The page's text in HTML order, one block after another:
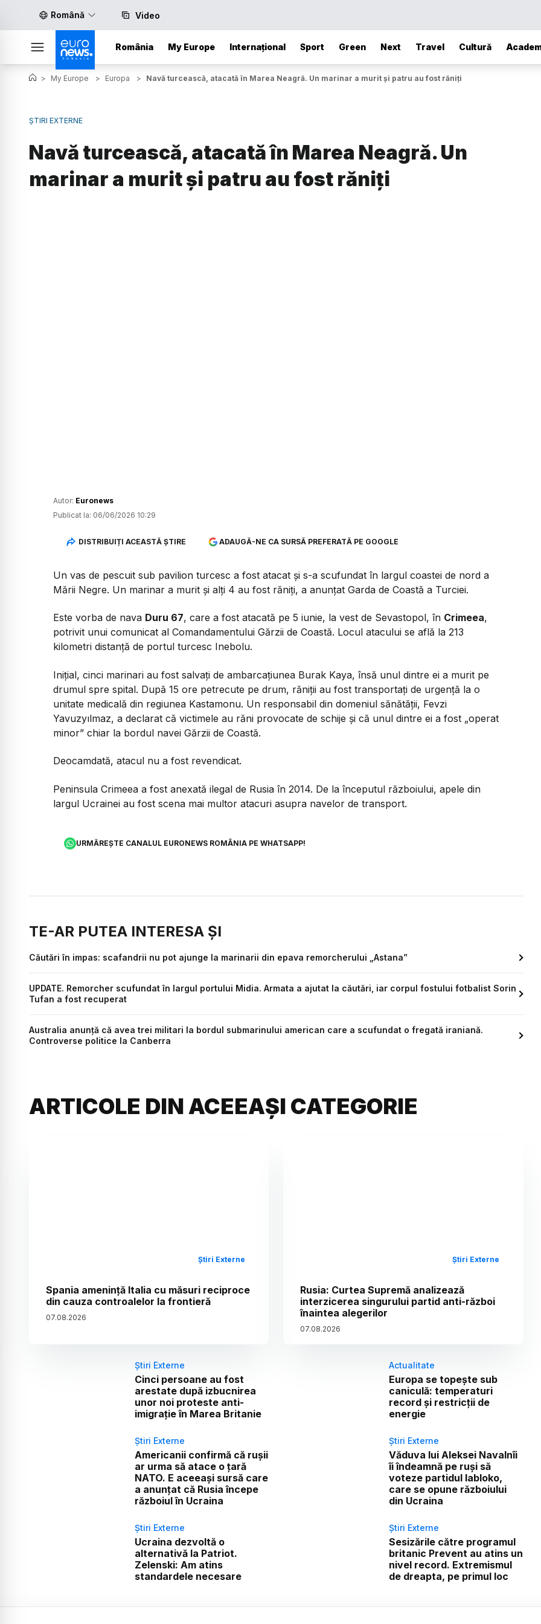
Română Video
România My Europe Internațional Sport Green Next Travel Cultură
> My Europe > Europa > Navă turcească, atacată în Marea Neagră. Un marinar a murit și patru au fost răniți
ȘTIRI EXTERNE
Navă turcească, atacată în Marea Neagră. Un
marinar a murit și patru au fost răniți
Autor: Euronews
Publicat la: 06/06/2026 10:29
DISTRIBUIȚI ACEASTĂ ȘTIRE ADAUGĂ-NE CA SURSĂ PREFERATĂ PE GOOGLE
Un vas de pescuit sub pavilion turcesc a fost atacat și s-a scufundat în largul coastei de nord a
Mării Negre. Un marinar a murit și alți 4 au fost răniți, a anunțat Garda de Coastă a Turciei.
Este vorba de nava Duru 67, care a fost atacată pe 5 iunie, la vest de Sevastopol, în Crimeea,
potrivit unui comunicat al Comandamentului Gărzii de Coastă. Locul atacului se află la 213
kilometri distanță de portul turcesc Inebolu.
Inițial, cinci marinari au fost salvați de ambarcațiunea Burak Kaya, însă unul dintre ei a murit pe
drumul spre spital. După 15 ore petrecute pe drum, răniții au fost transportați de urgență la o
unitate medicală din regiunea Kastamonu. Un responsabil din domeniul sănătății, Fevzi
Yavuzyılmaz, a declarat că victimele au răni provocate de schije și că unul dintre ei a fost „operat
minor” chiar la bordul navei Gărzii de Coastă.
Deocamdată, atacul nu a fost revendicat.
Peninsula Crimeea a fost anexată ilegal de Rusia în 2014. De la începutul războiului, apele din
largul Ucrainei au fost scena mai multor atacuri asupra navelor de transport.
URMĂREȘTE CANALUL EURONEWS ROMÂNIA PE WHATSAPP!
TE-AR PUTEA INTERESA ȘI
Căutări în impas: scafandrii nu pot ajunge la marinarii din epava remorcherului „Astana”
UPDATE. Remorcher scufundat în largul portului Midia. Armata a ajutat la căutări, iar corpul fostului fotbalist Sorin
Tufan a fost recuperat
Australia anunță că avea trei militari la bordul submarinului american care a scufundat o fregată iraniană.
Controverse politice la Canberra
ARTICOLE DIN ACEEAȘI CATEGORIE
Știri Externe
Spania amenință Italia cu măsuri reciproce
din cauza controalelor la frontieră
07.08.2026
Știri Externe
Rusia: Curtea Supremă analizează
interzicerea singurului partid anti-război
înaintea alegerilor
07.08.2026
Știri Externe
Cinci persoane au fost
arestate după izbucnirea
unor noi proteste anti-
imigrație în Marea Britanie
Actualitate
Europa se topește sub
caniculă: temperaturi
record și restricții de
energie
Știri Externe
Americanii confirmă că rușii
ar urma să atace o țară
NATO. E aceeași sursă care
a anunțat că Rusia începe
războiul în Ucraina
Știri Externe
Văduva lui Aleksei Navalnîi
îi îndeamnă pe ruși să
voteze partidul Iabloko,
care se opune războiului
din Ucraina
Știri Externe
Ucraina dezvoltă o
alternativă la Patriot.
Zelenski: Am atins
standardele necesare
Știri Externe
Sesizările către programul
britanic Prevent au atins un
nivel record. Extremismul
de dreapta, pe primul loc